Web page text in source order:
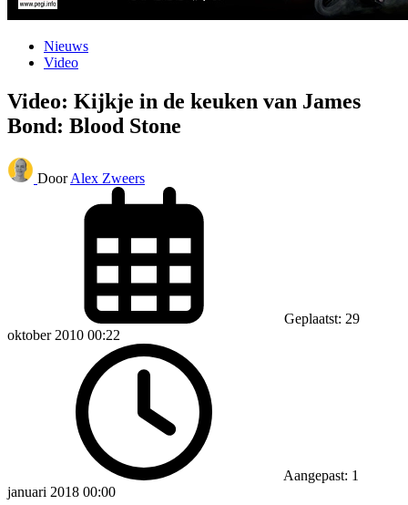
Nieuws
Video
Video: Kijkje in de keuken van James
Bond: Blood Stone
Door Alex Zweers
Geplaatst: 29
oktober 2010 00:22
Aangepast: 1
januari 2018 00:00